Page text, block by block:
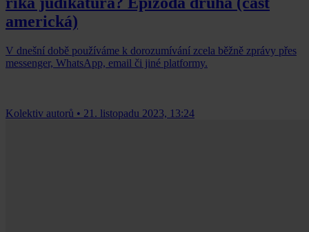
americká)
V dnešní době používáme k dorozumívání zcela běžně zprávy přes
messenger, WhatsApp, email či jiné platformy.
Kolektiv autorů • 21. listopadu 2023, 13:24